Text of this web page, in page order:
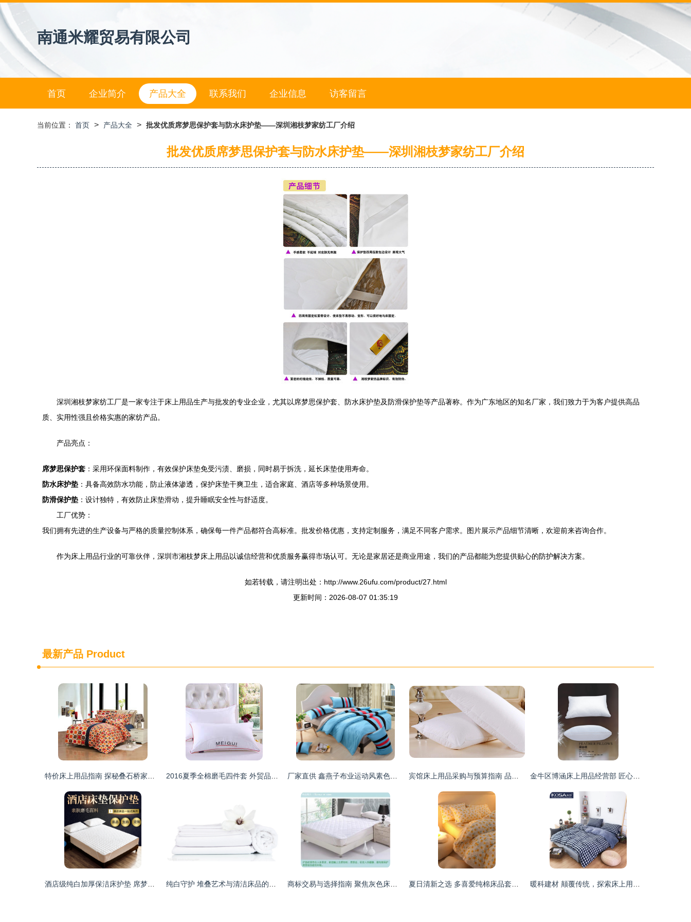
南通米耀贸易有限公司
首页 企业简介 产品大全 联系我们 企业信息 访客留言
当前位置： 首页 > 产品大全 > 批发优质席梦思保护套与防水床护垫——深圳湘枝梦家纺工厂介绍
批发优质席梦思保护套与防水床护垫——深圳湘枝梦家纺工厂介绍
深圳湘枝梦家纺工厂是一家专注于床上用品生产与批发的专业企业，尤其以席梦思保护套、防水床护垫及防滑保护垫等产品著称。作为广东地区的知名厂家，我们致力于为客户提供高品
质、实用性强且价格实惠的家纺产品。
产品亮点：
席梦思保护套 ：采用环保面料制作，有效保护床垫免受污渍、磨损，同时易于拆洗，延长床垫使用寿命。
防水床护垫 ：具备高效防水功能，防止液体渗透，保护床垫干爽卫生，适合家庭、酒店等多种场景使用。
防滑保护垫 ：设计独特，有效防止床垫滑动，提升睡眠安全性与舒适度。
工厂优势：
我们拥有先进的生产设备与严格的质量控制体系，确保每一件产品都符合高标准。批发价格优惠，支持定制服务，满足不同客户需求。图片展示产品细节清晰，欢迎前来咨询合作。
作为床上用品行业的可靠伙伴，深圳市湘枝梦床上用品以诚信经营和优质服务赢得市场认可。无论是家居还是商业用途，我们的产品都能为您提供贴心的防护解决方案。
如若转载，请注明出处：http://www.26ufu.com/product/27.html
更新时间：2026-08-07 01:35:19
最新产品 Product